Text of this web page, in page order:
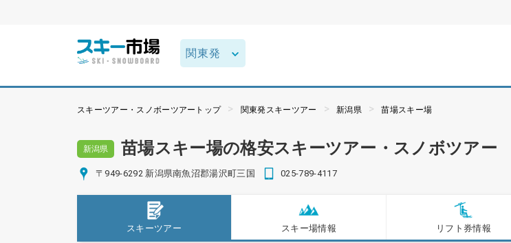
スキーツアー・スノボーツアートップ 関東発スキーツアー 新潟県 苗場スキー場
新潟県 苗場スキー場の格安スキーツアー・スノボツアー
〒949-6292 新潟県南魚沼郡湯沢町三国 025-789-4117
スキーツアー スキー場情報 リフト券情報